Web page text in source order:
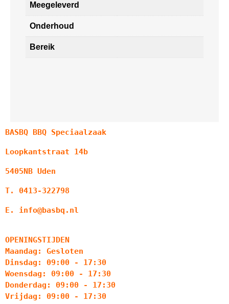
Meegeleverd
Onderhoud
Bereik
BASBQ BBQ Speciaalzaak
Loopkantstraat 14b
5405NB Uden
T. 0413-322798
E. info@basbq.nl
OPENINGSTIJDEN
Maandag: Gesloten
Dinsdag: 09:00 - 17:30
Woensdag: 09:00 - 17:30
Donderdag: 09:00 - 17:30
Vrijdag: 09:00 - 17:30